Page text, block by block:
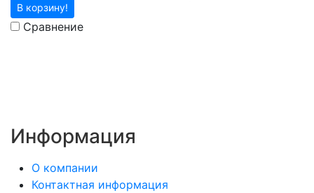
В корзину!
Сравнение
Информация
О компании
Контактная информация